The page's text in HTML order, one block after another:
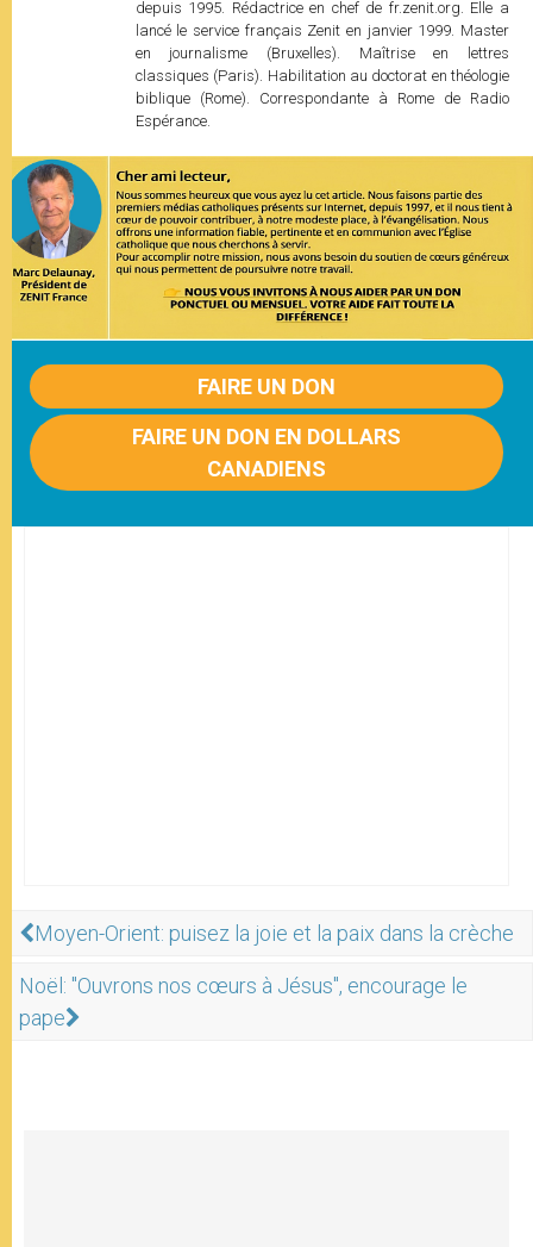
depuis 1995. Rédactrice en chef de fr.zenit.org. Elle a
lancé le service français Zenit en janvier 1999. Master
en journalisme (Bruxelles). Maîtrise en lettres
classiques (Paris). Habilitation au doctorat en théologie
biblique (Rome). Correspondante à Rome de Radio
Espérance.
FAIRE UN DON
FAIRE UN DON EN DOLLARS
CANADIENS
Moyen-Orient: puisez la joie et la paix dans la crèche
Noël: "Ouvrons nos cœurs à Jésus", encourage le
pape